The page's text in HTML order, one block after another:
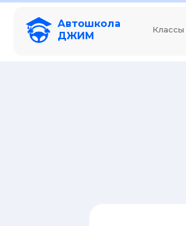
Автошкола
ДЖИМ
Классы